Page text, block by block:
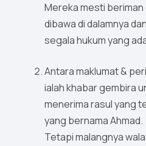
Mereka mesti
dibawa di dalamnya
segala hukum yang
Antara maklumat &
ialah khabar gembira
menerima rasul yang
yang bernama Ahmad.
Tetapi malangnya